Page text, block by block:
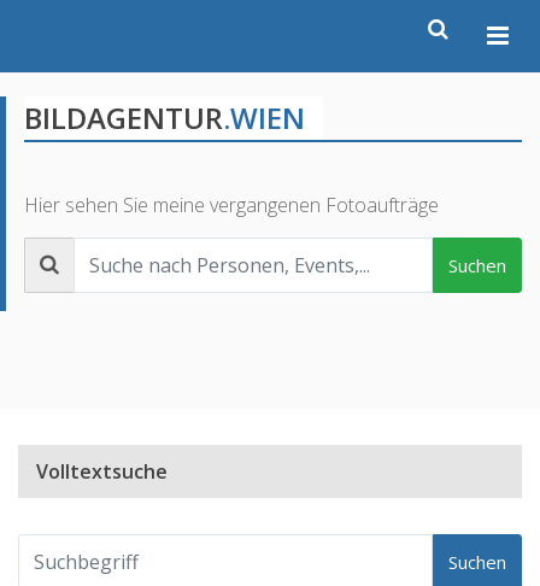
BILDAGENTUR.WIEN
Hier sehen Sie meine vergangenen Fotoaufträge
Suchen
Volltextsuche
Suchen